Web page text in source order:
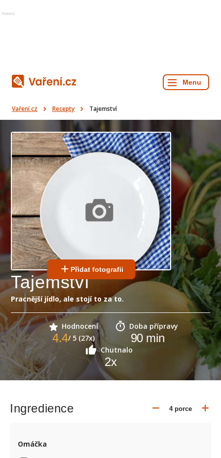
Reklama
Vaření.cz Recepty Tajemství
Přidat fotografii
Tajemství
Pracnější jídlo, ale stojí to za to.
Hodnocení
4.4/ 5 (27x)
Doba přípravy
90min
Chutnalo
2x
Ingredience
Omáčka